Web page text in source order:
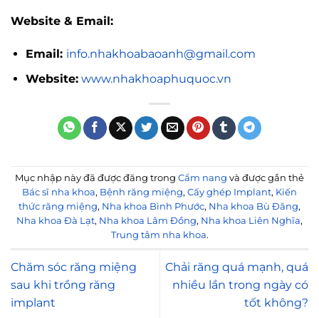
Website & Email:
Email: info.nhakhoabaoanh@gmail.com
Website: www.nhakhoaphuquoc.vn
Mục nhập này đã được đăng trong Cẩm nang và được gắn thẻ
Bác sĩ nha khoa, Bệnh răng miệng, Cấy ghép Implant, Kiến
thức răng miệng, Nha khoa Bình Phước, Nha khoa Bù Đăng,
Nha khoa Đà Lạt, Nha khoa Lâm Đồng, Nha khoa Liên Nghĩa,
Trung tâm nha khoa.
Chăm sóc răng miệng
sau khi trồng răng
implant
Chải răng quá mạnh, quá
nhiều lần trong ngày có
tốt không?